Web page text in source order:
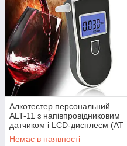
Алкотестер персональний
ALT-11 з напівпровідниковим
датчиком і LCD-дисплеєм (АТ
— 818)
Немає в наявності